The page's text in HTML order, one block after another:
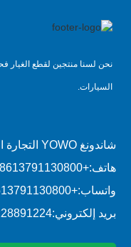
نحن لسنا منتجين لقطع
السيارات.
شاندونغ YOWO التجارة الدولية المحدودة
هاتف:+8613791130800
واتساب:+8613791130800
بريد إلكتروني: